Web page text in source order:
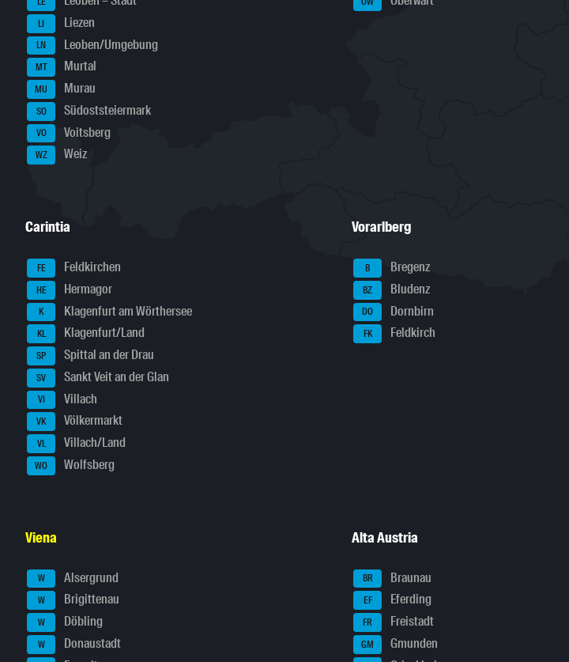
LI Liezen
LN Leoben/Umgebung
MT Murtal
MU Murau
SO Südoststeiermark
VO Voitsberg
WZ Weiz
Carintia
FE Feldkirchen
HE Hermagor
K Klagenfurt am Wörthersee
KL Klagenfurt/Land
SP Spittal an der Drau
SV Sankt Veit an der Glan
VI Villach
VK Völkermarkt
VL Villach/Land
WO Wolfsberg
Vorarlberg
B Bregenz
BZ Bludenz
DO Dornbirn
FK Feldkirch
Viena
W Alsergrund
W Brigittenau
W Döbling
W Donaustadt
Alta Austria
BR Braunau
EF Eferding
FR Freistadt
GM Gmunden